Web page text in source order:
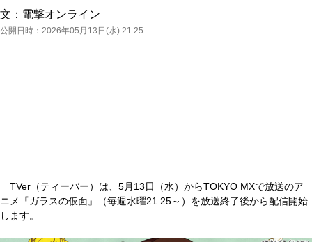
文： 電撃オンライン
公開日時： 2026年05月13日(水) 21:25
TVer（ティーバー）は、5月13日（水）からTOKYO MXで放送のア
ニメ『ガラスの仮面』（毎週水曜21:25～）を放送終了後から配信開始
します。